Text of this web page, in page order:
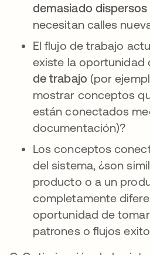
demasiado dispersos
necesitan calles
El flujo de trabajo
existe la oportunidad
de trabajo (por
mostrar conceptos
están conectados
documentación)?
Los conceptos
del sistema, ¿son
producto o a un
completamente
oportunidad de
patrones o flujos